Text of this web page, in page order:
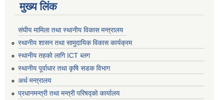
मुख्य लिंक
संघीय मामिला तथा स्थानीय विकास मन्त्रालय
स्थानीय शासन तथा सामुदायिक विकास कार्यक्रम
स्थानीय तहको लागि ICT ब्लग
स्थानीय पूर्वाधार तथा कृषि सडक विभाग
अर्थ मन्त्रालय
प्रधानमन्त्री तथा मन्त्री परिषद्काे कार्यालय